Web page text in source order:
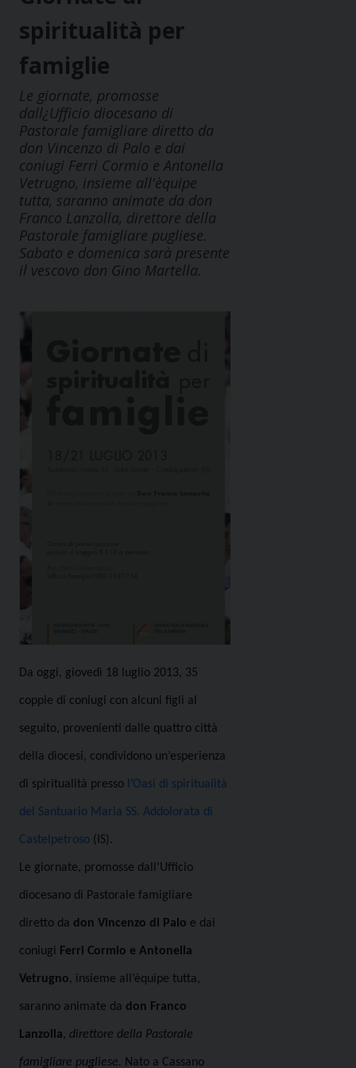
spiritualità per
famiglie
Le giornate, promosse
dall¿Ufficio diocesano di
Pastorale famigliare diretto da
don Vincenzo di Palo e dai
coniugi Ferri Cormio e Antonella
Vetrugno, insieme all'èquipe
tutta, saranno animate da don
Franco Lanzolla, direttore della
Pastorale famigliare pugliese.
Sabato e domenica sarà presente
il vescovo don Gino Martella.
Da oggi, giovedì 18 luglio 2013, 35
coppie di coniugi con alcuni figli al
seguito, provenienti dalle quattro città
della diocesi, condividono un’esperienza
di spiritualità presso l’Oasi di spiritualità
del Santuario Maria SS. Addolorata di
Castelpetroso (IS).
Le giornate, promosse dall’Ufficio
diocesano di Pastorale famigliare
diretto da don Vincenzo di Palo e dai
coniugi Ferri Cormio e Antonella
Vetrugno, insieme all’èquipe tutta,
saranno animate da don Franco
Lanzolla, direttore della Pastorale
famigliare pugliese. Nato a Cassano